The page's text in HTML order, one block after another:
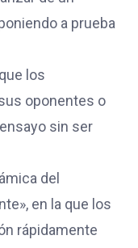
a prueba
los
oponentes o
sin ser
del
en la que los
rápidamente